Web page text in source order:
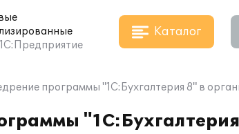
1С:Предприятие
Каталог
программы "1С:Бухгалтерия 8" в